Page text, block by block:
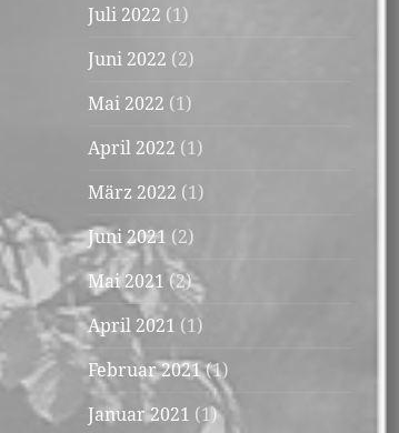
Juli 2022 (1)
Juni 2022 (2)
Mai 2022 (1)
April 2022 (1)
März 2022 (1)
Juni 2021 (2)
Mai 2021 (2)
April 2021 (1)
Februar 2021(1)
Januar 2021 (1)